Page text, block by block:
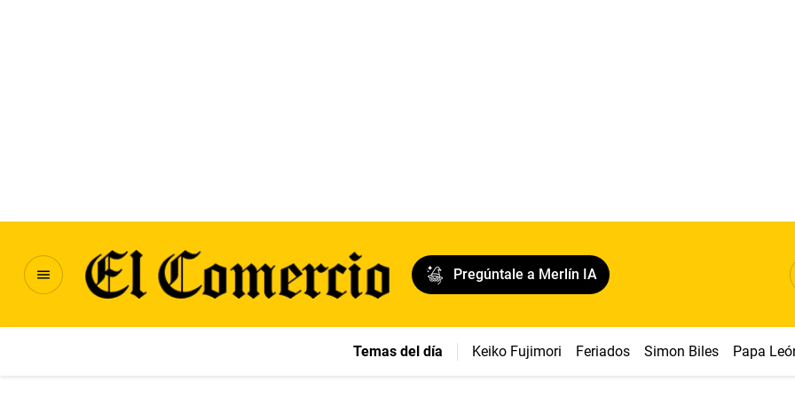
Pregúntale a Merlín IA
Temas del día Keiko Fujimori Feriados Simon Biles Papa